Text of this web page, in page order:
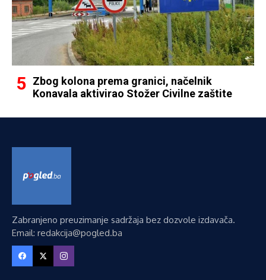
Zbog kolona prema granici, načelnik
Konavala aktivirao Stožer Civilne zaštite
Zabranjeno preuzimanje sadržaja bez dozvole izdavača.
Email: redakcija@pogled.ba